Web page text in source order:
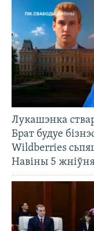
Лукашэнка
Брат будуе
Wildberries
Навіны 5